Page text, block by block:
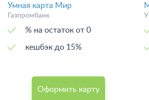
Умная карта Мир
Газпромбанк
% на остаток от 0
кешбэк до 15%
Оформить карту